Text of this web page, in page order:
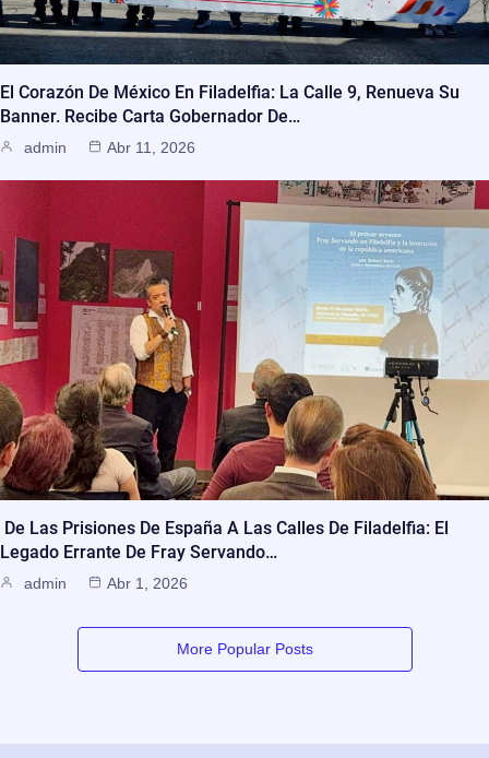
El Corazón De México En Filadelfia: La Calle 9, Renueva Su
Banner. Recibe Carta Gobernador De…
admin Abr 11, 2026
De Las Prisiones De España A Las Calles De Filadelfia: El
Legado Errante De Fray Servando…
admin Abr 1, 2026
More Popular Posts